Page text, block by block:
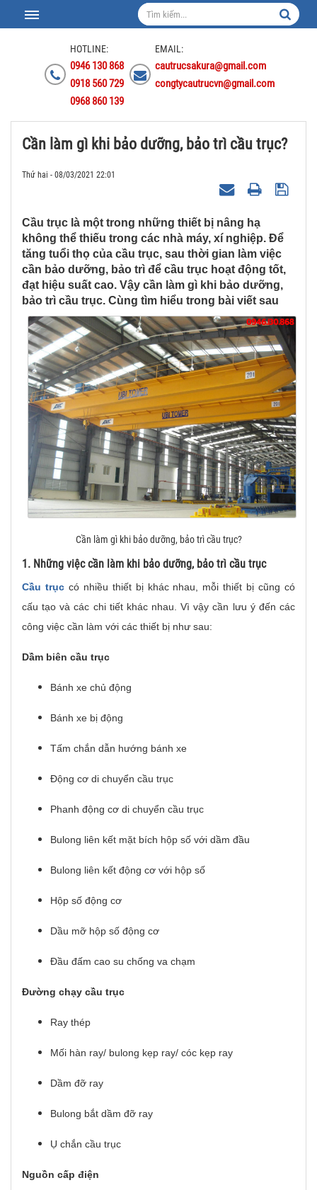
HOTLINE:
0946 130 868
0918 560 729
0968 860 139
EMAIL:
cautrucsakura@gmail.com
congtycautrucvn@gmail.com
Cần làm gì khi bảo dưỡng, bảo trì cầu trục?
Thứ hai - 08/03/2021 22:01
Cầu trục là một trong những thiết bị nâng hạ
không thể thiếu trong các nhà máy, xí nghiệp. Để
tăng tuổi thọ của cầu trục, sau thời gian làm việc
cần bảo dưỡng, bảo trì để cầu trục hoạt động tốt,
đạt hiệu suất cao. Vậy cần làm gì khi bảo dưỡng,
bảo trì cầu trục. Cùng tìm hiểu trong bài viết sau
Cần làm gì khi bảo dưỡng, bảo trì cầu trục?
1. Những việc cần làm khi bảo dưỡng, bảo trì cầu trục
Cầu trục có nhiều thiết bị khác nhau, mỗi thiết bị cũng có
cấu tạo và các chi tiết khác nhau. Vì vậy cần lưu ý đến các
công việc cần làm với các thiết bị như sau:
Dầm biên cầu trục
Bánh xe chủ động
Bánh xe bị động
Tấm chắn dẫn hướng bánh xe
Động cơ di chuyển cầu trục
Phanh động cơ di chuyển cầu trục
Bulong liên kết mặt bích hộp số với dầm đầu
Bulong liên kết động cơ với hộp số
Hộp số động cơ
Dầu mỡ hộp số động cơ
Đầu đấm cao su chống va chạm
Đường chạy cầu trục
Ray thép
Mối hàn ray/ bulong kẹp ray/ cóc kẹp ray
Dầm đỡ ray
Bulong bắt dầm đỡ ray
Ụ chắn cầu trục
Nguồn cấp điện